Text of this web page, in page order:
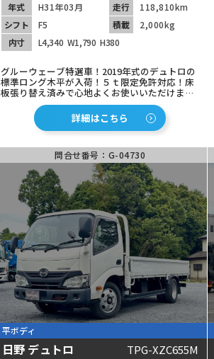
年式 H31年03月 走行
118,810km
シフト
F5 積載
2,000kg
内寸
L4,340 W1,790 H380
グルーウェーブ特選車！2019年式のデュトロの
標準ロング木平が入荷！５ｔ限定免許対応！床
板張り替え済みで心地よくお使いいただけま
す！全低床で積み降ろし楽々！136馬力のマニュ
アル５速！ETC車載器も装着済み！フレームも
状態良好でコスパ最強の1台
詳細はこちら
問合せ番号：G-04730
平ボディ
日野 デュトロ TPG-XZC655M
動画あり